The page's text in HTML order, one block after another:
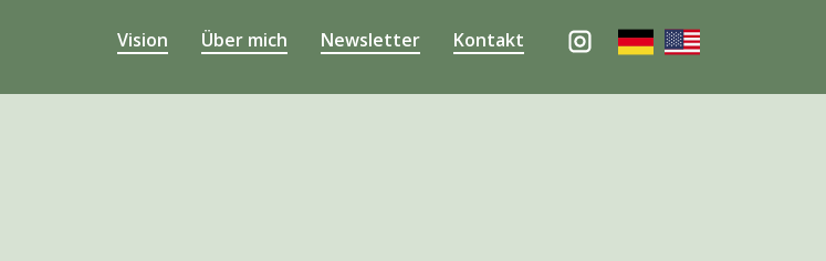
Vision Über mich Newsletter Kontakt